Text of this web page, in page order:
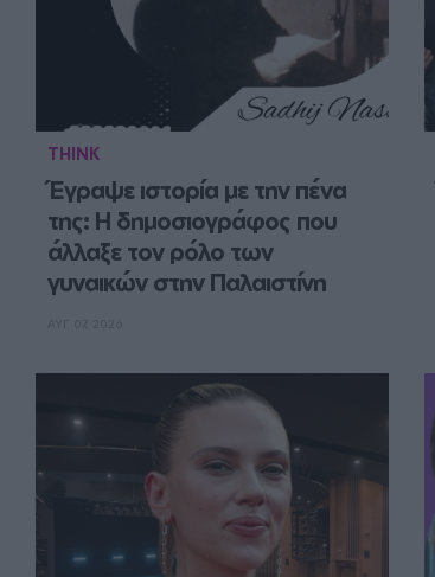
THINK
Έγραψε ιστορία με την πένα
της: Η δημοσιογράφος που
άλλαξε τον ρόλο των
γυναικών στην Παλαιστίνη